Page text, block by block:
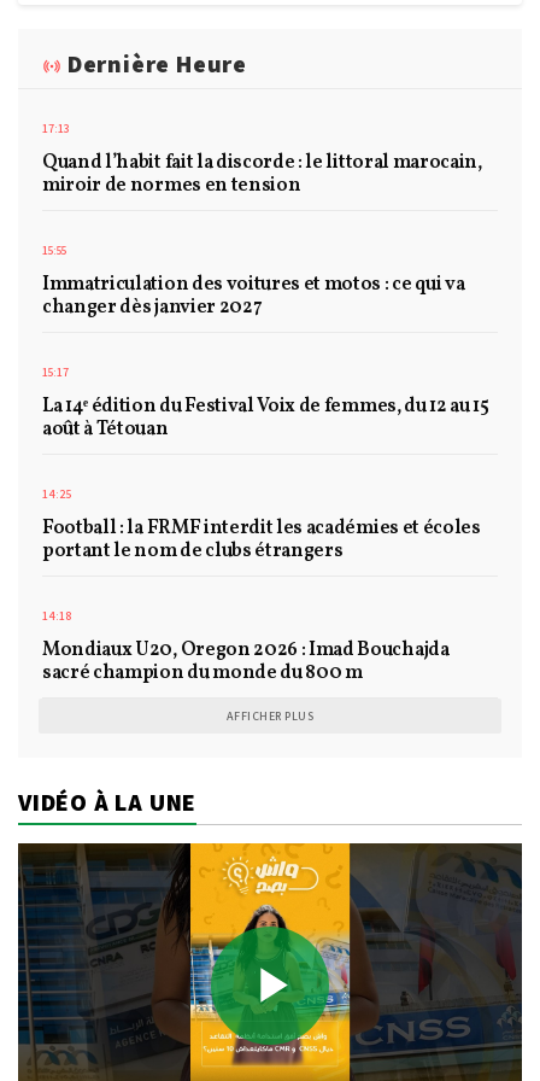
Dernière Heure
17:13
Quand l’habit fait la discorde : le littoral marocain,
miroir de normes en tension
15:55
Immatriculation des voitures et motos : ce qui va
changer dès janvier 2027
15:17
La 14ᵉ édition du Festival Voix de femmes, du 12 au 15
août à Tétouan
14:25
Football : la FRMF interdit les académies et écoles
portant le nom de clubs étrangers
14:18
Mondiaux U20, Oregon 2026 : Imad Bouchajda
sacré champion du monde du 800 m
AFFICHER PLUS
VIDÉO À LA UNE
Play